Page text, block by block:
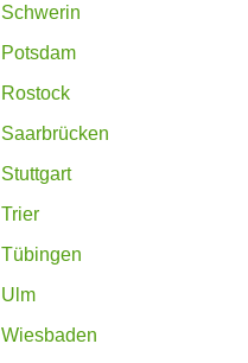
Schwerin
Potsdam
Rostock
Saarbrücken
Stuttgart
Trier
Tübingen
Ulm
Wiesbaden